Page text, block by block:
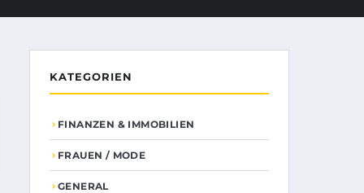
KATEGORIEN
FINANZEN & IMMOBILIEN
FRAUEN / MODE
GENERAL